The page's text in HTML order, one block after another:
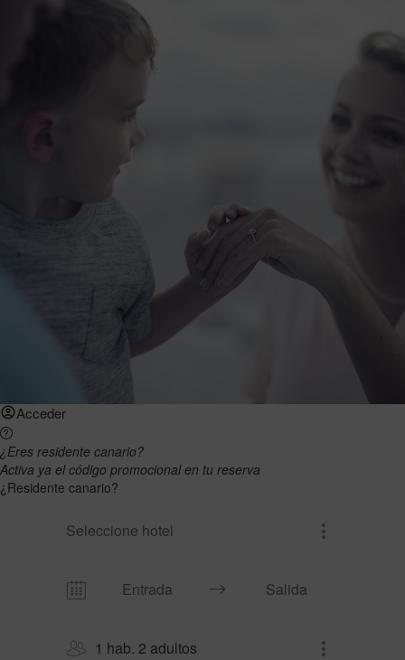
Acceder
¿Eres residente canario?
Activa ya el código promocional en tu reserva
¿Residente canario?
Seleccione hotel
1 hab. 2 adultos